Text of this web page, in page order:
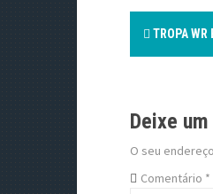
P
o
t
n
TROPA WR
Deixe
O seu
Comentário *